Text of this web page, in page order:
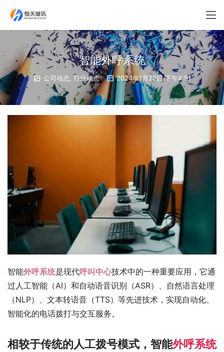
智能外呼系统
公司动态 ,行业动态 2024年1月22日 下午4:51
智能外呼系统是现代呼叫中心技术中的一种重要应用，它通
过人工智能（AI）和自动语音识别（ASR）、自然语言处理
（NLP）、文本转语音（TTS）等先进技术，实现自动化、
智能化的电话拨打与交互服务。
相较于传统的人工拨号模式，智能外呼系统